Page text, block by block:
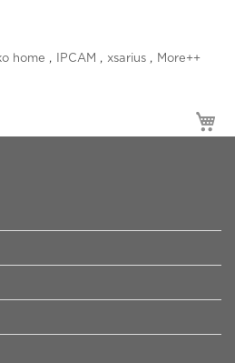
home IPCAM xsarius More++